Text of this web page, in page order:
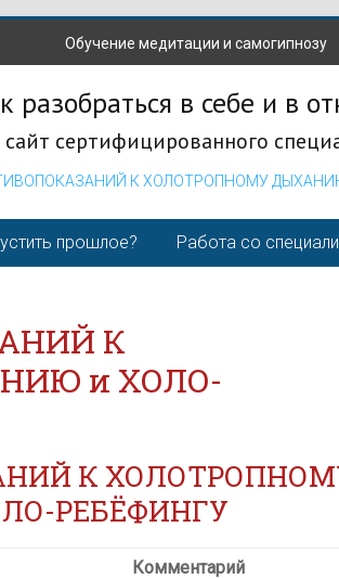
Обучение медитации и самогипнозу
разобраться в себе и в
сертифицированного
К ХОЛОТРОПНОМУ
прошлое? Работа со
К
и ХОЛО-
К
РЕБЁФИНГУ
Комментарий